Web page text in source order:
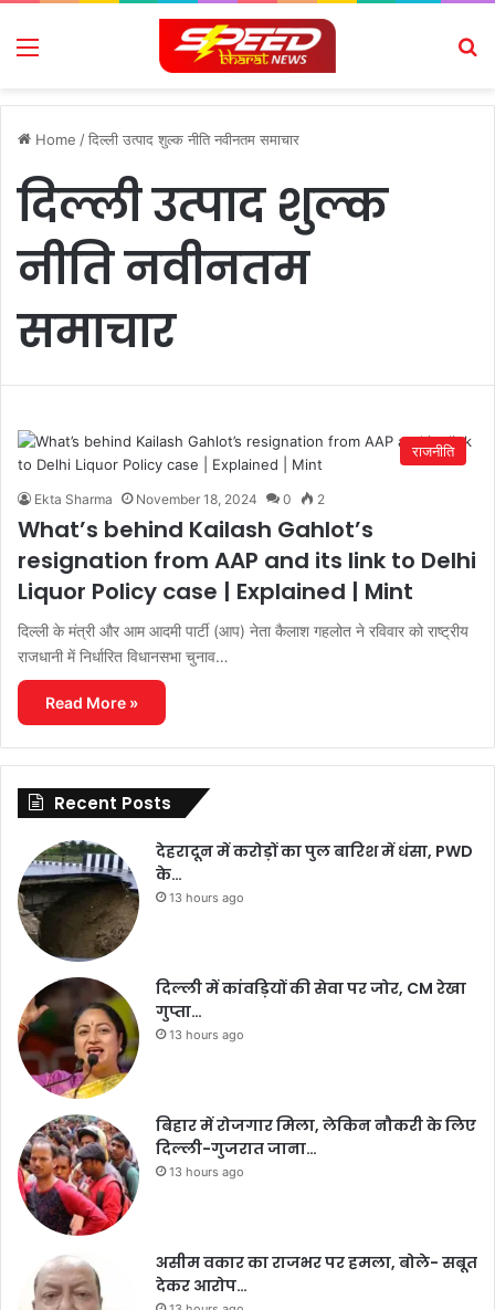
Menu
Home /दिल्ली उत्पाद शुल्क नीति नवीनतम समाचार
दिल्ली उत्पाद शुल्क
नीति नवीनतम
समाचार
राजनीति
Ekta Sharma November 18, 2024 0 2
What’s behind Kailash Gahlot’s
resignation from AAP and its link to Delhi
Liquor Policy case | Explained | Mint
दिल्ली के मंत्री और आम आदमी पार्टी (आप) नेता कैलाश गहलोत ने रविवार को राष्ट्रीय
राजधानी में निर्धारित विधानसभा चुनाव…
Read More »
Recent Posts
देहरादून में करोड़ों का पुल बारिश में धंसा, PWD
के…
13 hours ago
दिल्ली में कांवड़ियों की सेवा पर जोर, CM रेखा
गुप्ता…
13 hours ago
बिहार में रोजगार मिला, लेकिन नौकरी के लिए
दिल्ली-गुजरात जाना…
13 hours ago
असीम वकार का राजभर पर हमला, बोले- सबूत
देकर आरोप…